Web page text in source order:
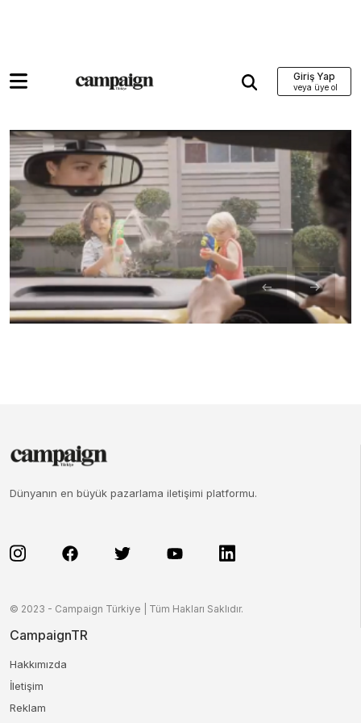
Giriş Yap
Dünyanın en büyük pazarlama iletişimi platformu.
© 2023 - Campaign Türkiye | Tüm Hakları Saklıdır.
CampaignTR
Hakkımızda
İletişim
Reklam